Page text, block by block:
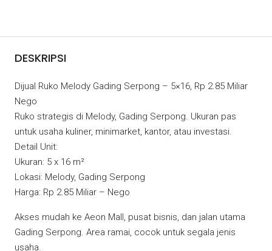
DESKRIPSI
Dijual Ruko Melody Gading Serpong – 5×16, Rp 2.85 Miliar
Nego
Ruko strategis di Melody, Gading Serpong. Ukuran pas
untuk usaha kuliner, minimarket, kantor, atau investasi.
Detail Unit:
Ukuran: 5 x 16 m²
Lokasi: Melody, Gading Serpong
Harga: Rp 2.85 Miliar – Nego
Akses mudah ke Aeon Mall, pusat bisnis, dan jalan utama
Gading Serpong. Area ramai, cocok untuk segala jenis
usaha.